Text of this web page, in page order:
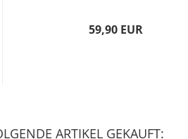
59,90 EUR
ARTIKEL GEKAUFT: